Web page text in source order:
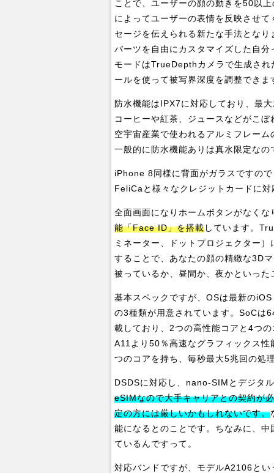
ことで、ユーザーの顔の動きを50以
によってユーザーの表情を反映させ
セージを伝えられる新たな手法とな
パーツを自由にカスタマイズした自
モードはTrueDepthカメラで生成さ
ールを使って被写界深度を調整できま
防水機能はIPX7に対応しており、最
コーヒーや紅茶、ジュースなどがこ
空宇宙産業で使われるアルミフレー
一般的に防水機能ありは真水限定な
iPhone 8同様に背面がガラスですの
FeliCaと様々なクレジットカードに
全面画面になりホームボタンがなく
能「Face ID」を搭載しています。
ミネーター、ドットプロジェクター
することで、あなたの顔の精緻な3D
被っているか、昼間か、夜かといっ
基本スペックですが、OSは最新の
の3種類が用意されています。SoCは
載しており、2つの高性能コアと4つ
A11より50％高速なグラフィックス
つのコアを持ち、毎秒最大5兆回の処
DSDSに対応し、nano-SIMとデジタ
eSIMなので大手キャリアとの契約が
定の方には厳しいかもしれないです。
能になるとのことです。ちなみに、
ているんですって。
対応バンドですが、モデルA2106と